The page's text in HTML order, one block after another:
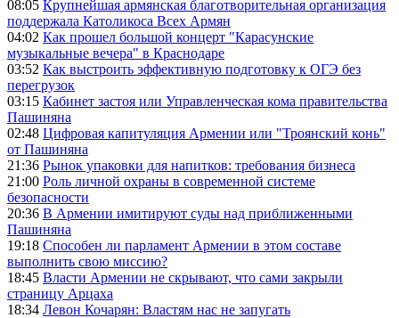
08:05 Крупнейшая армянская благотворительная организация
поддержала Католикоса Всех Армян
04:02 Как прошел большой концерт "Карасунские
музыкальные вечера" в Краснодаре
03:52 Как выстроить эффективную подготовку к ОГЭ без
перегрузок
03:15 Кабинет застоя или Управленческая кома правительства
Пашиняна
02:48 Цифровая капитуляция Армении или "Троянский конь"
от Пашиняна
21:36 Рынок упаковки для напитков: требования бизнеса
21:00 Роль личной охраны в современной системе
безопасности
20:36 В Армении имитируют суды над приближенными
Пашиняна
19:18 Способен ли парламент Армении в этом составе
выполнить свою миссию?
18:45 Власти Армении не скрывают, что сами закрыли
страницу Арцаха
18:34 Левон Кочарян: Властям нас не запугать